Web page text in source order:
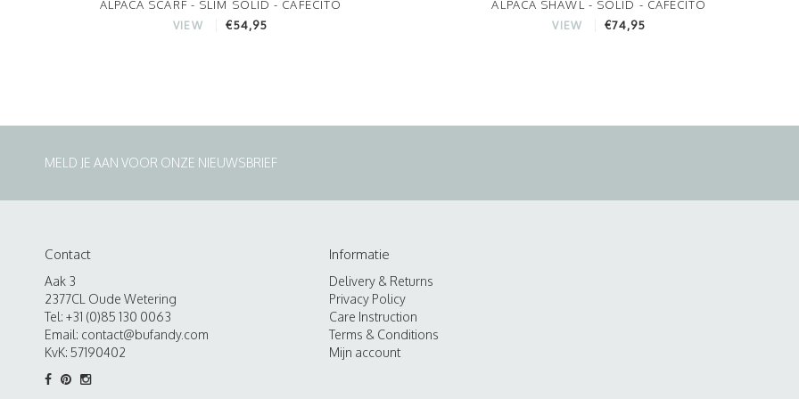
ALPACA SCARF - SLIM SOLID - CAFECITO
VIEW €54,95
ALPACA SHAWL - SOLID - CAFECITO
VIEW €74,95
MELD JE AAN VOOR ONZE NIEUWSBRIEF
Contact
Aak 3
2377CL Oude Wetering
Tel: +31 (0)85 130 0063
Email: contact@bufandy.com
KvK: 57190402
Informatie
Delivery & Returns
Privacy Policy
Care Instruction
Terms & Conditions
Mijn account